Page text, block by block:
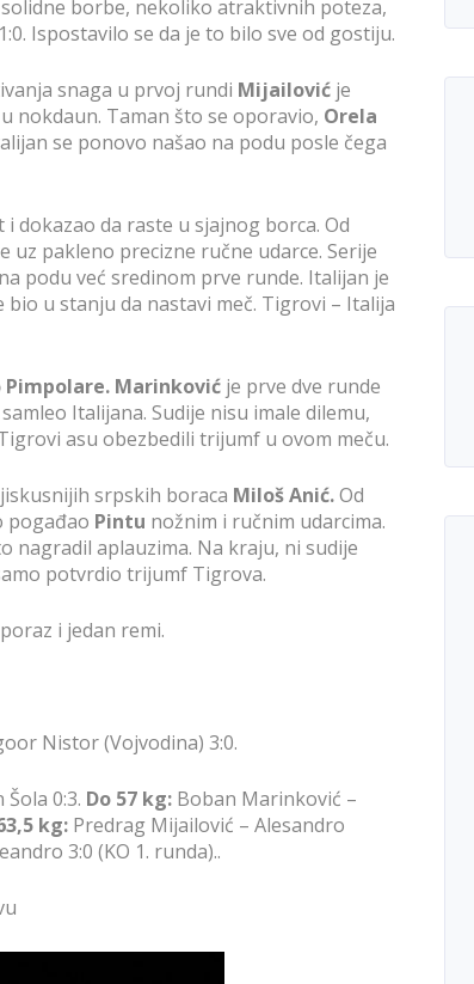
borbe, nekoliko atraktivnih poteza,
Ispostavilo se da je to bilo sve od gostiju.
snaga u prvoj rundi Mijailović je
nokdaun. Taman što se oporavio, Orela
se ponovo našao na podu posle čega
dokazao da raste u sjajnog borca. Od
pakleno precizne ručne udarce. Serije
podu već sredinom prve runde. Italijan je
bio u stanju da nastavi meč. Tigrovi – Italija
Pimpolare. Marinković je prve dve runde
Italijana. Sudije nisu imale dilemu,
asu obezbedili trijumf u ovom meču.
srpskih boraca Miloš Anić.Od
pogađao Pintu nožnim i ručnim udarcima.
nagradil aplauzima. Na kraju, ni sudije
potvrdio trijumf Tigrova.
i jedan remi.
Nistor (Vojvodina) 3:0.
0:3. Do 57 kg: Boban Marinković –
kg: Predrag Mijailović – Alesandro
3:0 (KO 1. runda)..